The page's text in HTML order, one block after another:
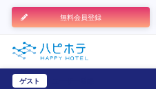
無料会員登録
ゲスト